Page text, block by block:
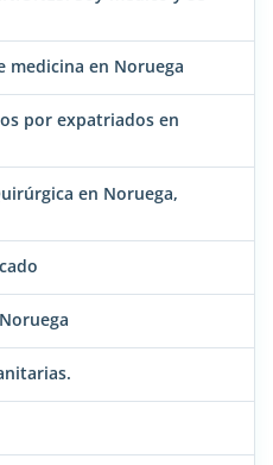
en Noruega
por expatriados en
en Noruega,